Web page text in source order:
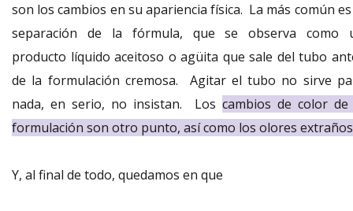
son los cambios en su apariencia física. La más común
separación de la fórmula, que se observa como
producto líquido aceitoso o agüita que sale del tubo
de la formulación cremosa. Agitar el tubo no sirve
nada, en serio, no insistan. Los cambios de color de
formulación son otro punto, así como los olores
Y, al final de todo, quedamos en que